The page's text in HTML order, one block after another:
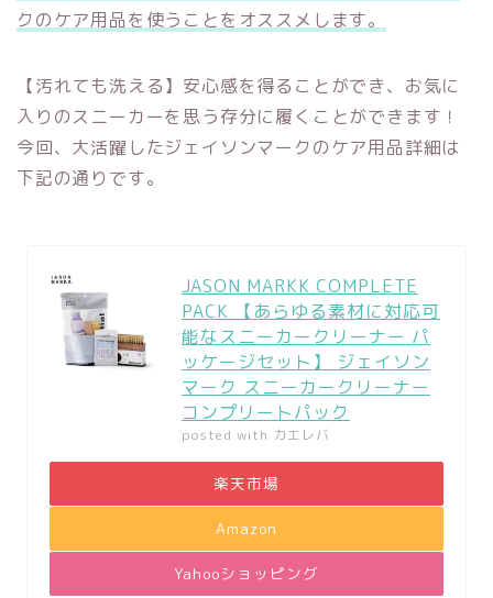
クのケア用品を使うことをオススメします。
【汚れても洗える】安心感を得ることができ、お気に
入りのスニーカーを思う存分に履くことができます！
今回、大活躍したジェイソンマークのケア用品詳細は
下記の通りです。
JASON MARKK COMPLETE
PACK 【あらゆる素材に対応可
能なスニーカークリーナー パ
ッケージセット】 ジェイソン
マーク スニーカークリーナー
コンプリートパック
posted with カエレバ
楽天市場
Amazon
Yahooショッピング